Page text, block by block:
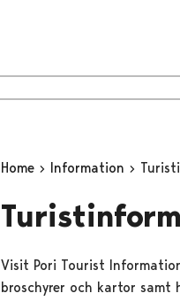
Home Information
Visit Pori Tourist
broschyrer och kartor samt